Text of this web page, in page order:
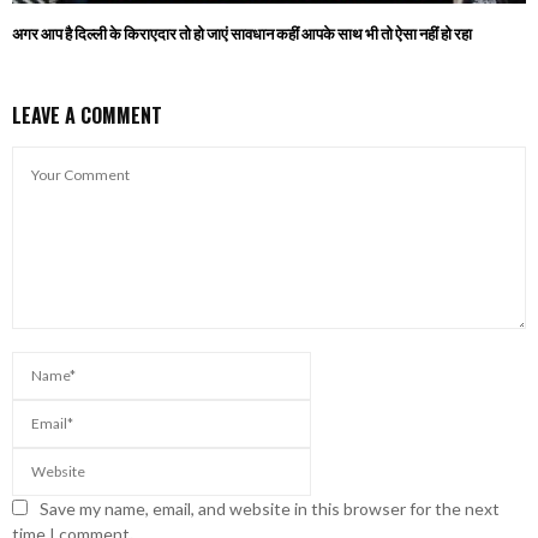
अगर आप है दिल्ली के किराएदार तो हो जाएं सावधान कहीं आपके साथ भी तो ऐसा नहीं हो रहा
LEAVE A COMMENT
Save my name, email, and website in this browser for the next